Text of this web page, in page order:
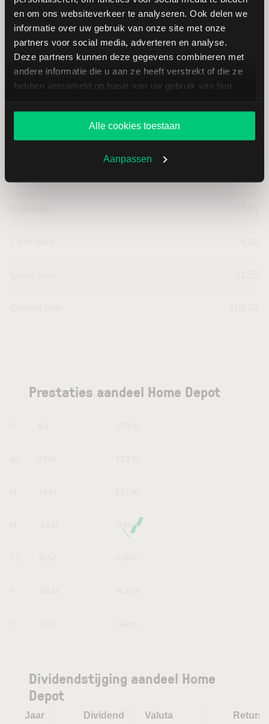
en om ons websiteverkeer te analyseren. Ook delen we
informatie over uw gebruik van onze site met onze
partners voor social media, adverteren en analyse.
Deze partners kunnen deze gegevens combineren met
andere informatie die u aan ze heeft verstrekt of die ze
hebben verzameld op basis van uw gebruik van hun
website blijft gebruiken.
Alle cookies toestaan
Aanpassen
Cashratio 1
Cashratio 2 102,78
Cashratio 3 75,29
Return on Investment (ROI) 13,47
Prestaties aandeel Home Depot
-6.66 %
Dividendstijging aandeel Home
Depot
Jaar Dividend Valuta Return